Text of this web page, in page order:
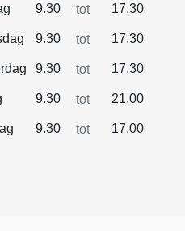
9.30 tot 17.30
9.30 tot 17.30
9.30 tot 17.30
9.30 tot 21.00
9.30 tot 17.00